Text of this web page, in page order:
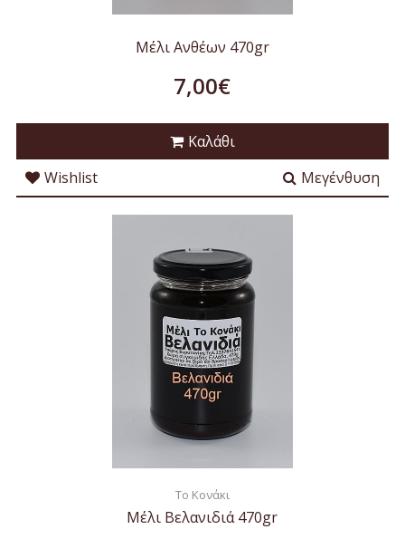
Μέλι Ανθέων 470gr
7,00€
Καλάθι
Wishlist
Μεγένθυση
To Κονάκι
Μέλι Βελανιδιά 470gr